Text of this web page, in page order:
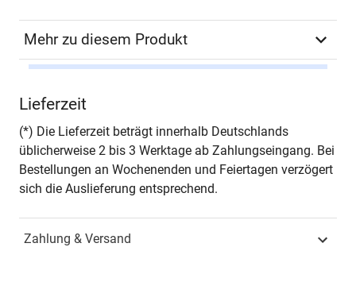
Mehr zu diesem Produkt
Seiten 204
Jahr Hamburg 2004
Fachdisziplin
Lieferzeit
(*) Die Lieferzeit beträgt innerhalb Deutschlands
üblicherweise 2 bis 3 Werktage ab Zahlungseingang. Bei
Bestellungen an Wochenenden und Feiertagen verzögert
sich die Auslieferung entsprechend.
Zahlung & Versand